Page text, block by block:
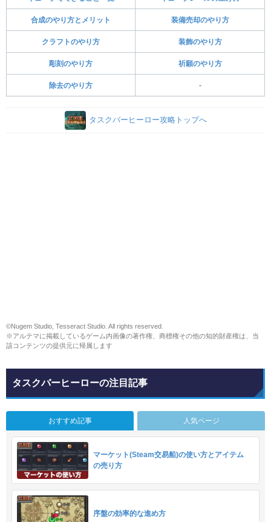
合成のやり方とメリット 装備売却のやり方
クラフトのやり方 装飾のやり方
彫刻のやり方 祈願のやり方
除去のやり方 -
タスクバーヒーロー攻略トップへ
©Nugem Studio, Tesseract Studio. All rights reserved.
※アルテマに掲載しているゲーム内画像の著作権、商標権その他の知的財産権は、当
該コンテンツの提供元に帰属します
タスクバーヒーローの注目記事
おすすめ記事 人気ページ
マーケット(Steam交易船)の使い方とアイテム
の売り方
序盤の効率的な進め方